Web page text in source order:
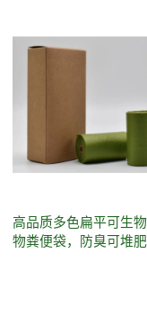
高品质多色扁平可生
物粪便袋，防臭可堆